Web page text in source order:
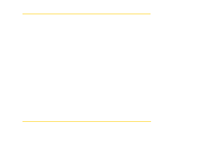
Ljetovanja
City Break